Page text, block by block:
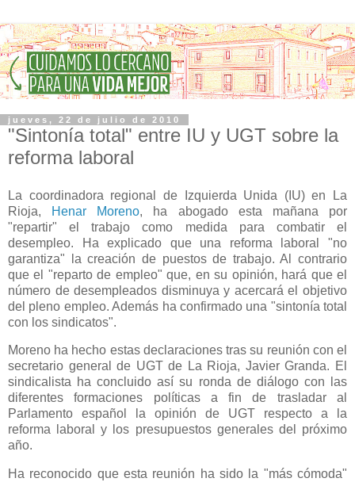
jueves, 22 de julio de 2010
"Sintonía total" entre IU y UGT sobre la
reforma laboral
La coordinadora regional de Izquierda Unida (IU) en La
Rioja,
Henar Moreno, ha abogado esta mañana por
"repartir" el trabajo como medida para combatir el
desempleo. Ha explicado que una reforma laboral "no
garantiza" la creación de puestos de trabajo. Al contrario
que el "reparto de empleo" que, en su opinión, hará que el
número de desempleados disminuya y acercará el objetivo
del pleno empleo. Además ha confirmado una "sintonía total
con los sindicatos".
Moreno ha hecho estas declaraciones tras su reunión con el
secretario general de UGT de La Rioja, Javier Granda. El
sindicalista ha concluido así su ronda de diálogo con las
diferentes formaciones políticas a fin de trasladar al
Parlamento español la opinión de UGT respecto a la
reforma laboral y los presupuestos generales del próximo
año.
Ha reconocido que esta reunión ha sido la "más cómoda"